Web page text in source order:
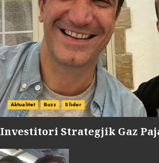
Aktualitet Buzz Slider
Investitori Strategjik Gaz